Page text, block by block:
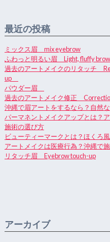
最近の投稿
ミックス眉 mix eyebrow
ふわっと明るい眉 Light, fluffy
過去のアートメイクのリタッチ
up
パウダー眉
過去のアートメイク修正
沖縄で眉アートをするなら？自然
パーマネントメイクアップとは？
施術の選び方
ビューティーマークとは？ほくろ
アートメイクは医療行為？沖縄で
リタッチ眉 Eyebrow touch-up
アーカイブ